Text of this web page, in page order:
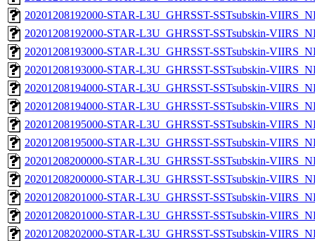
20201208192000-STAR-L3U_GHRSST-SSTsubskin-
20201208192000-STAR-L3U_GHRSST-SSTsubskin-
20201208193000-STAR-L3U_GHRSST-SSTsubskin-
20201208193000-STAR-L3U_GHRSST-SSTsubskin-
20201208194000-STAR-L3U_GHRSST-SSTsubskin-
20201208194000-STAR-L3U_GHRSST-SSTsubskin-
20201208195000-STAR-L3U_GHRSST-SSTsubskin-
20201208195000-STAR-L3U_GHRSST-SSTsubskin-
20201208200000-STAR-L3U_GHRSST-SSTsubskin-
20201208200000-STAR-L3U_GHRSST-SSTsubskin-
20201208201000-STAR-L3U_GHRSST-SSTsubskin-
20201208201000-STAR-L3U_GHRSST-SSTsubskin-
20201208202000-STAR-L3U_GHRSST-SSTsubskin-